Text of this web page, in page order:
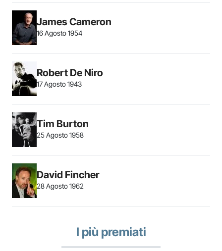
James Cameron
16 Agosto 1954
Robert De Niro
17 Agosto 1943
Tim Burton
25 Agosto 1958
David Fincher
28 Agosto 1962
I più premiati